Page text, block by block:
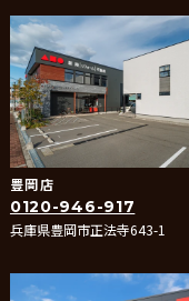
豊岡店
0120-946-917
兵庫県豊岡市正法寺643-1